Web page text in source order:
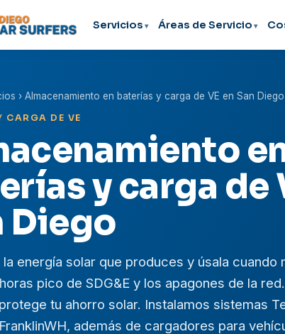
Servicios Áreas de Servicio
› Almacenamiento en baterías y carga de VE en San Diego
CARGA DE VE
y carga de
Diego
la energía solar que produces y úsala cuando
pico de SDG&E y los apagones de la
tu ahorro solar. Instalamos sistemas
además de cargadores para